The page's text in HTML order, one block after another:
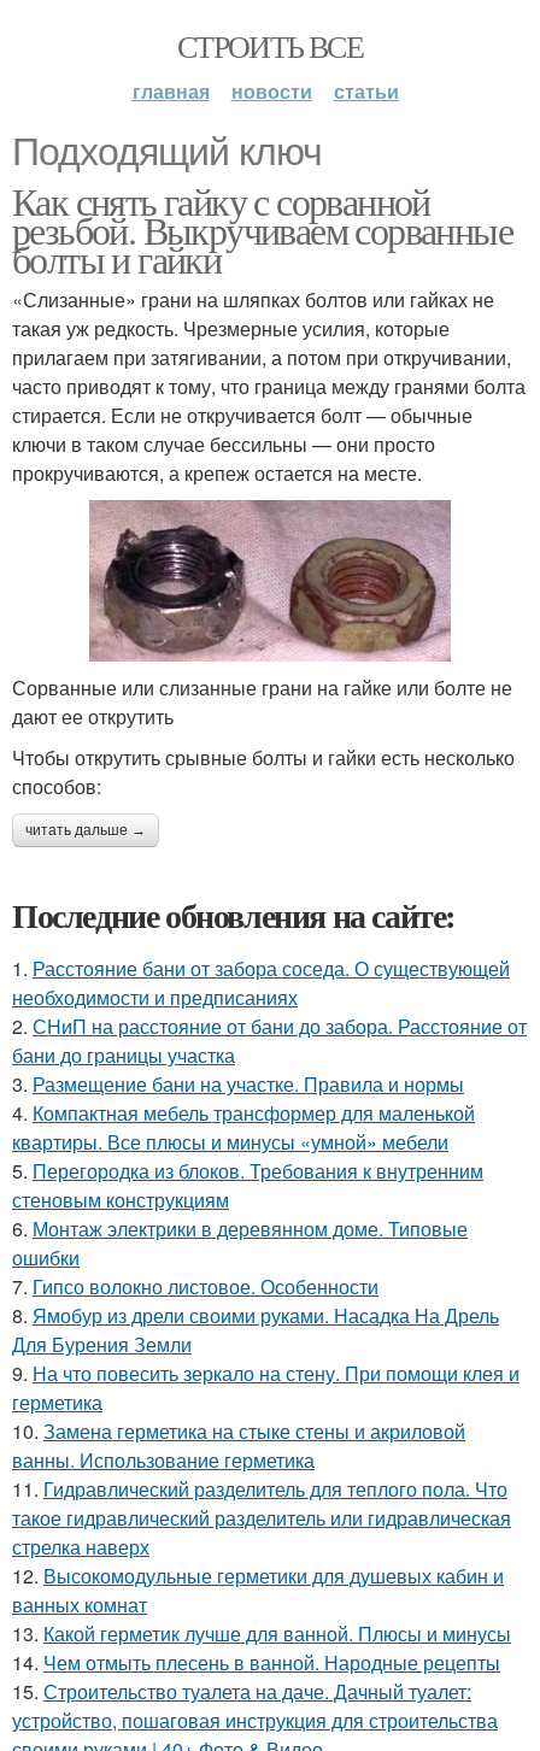
СТРОИТЬ ВСЕ
главная новости статьи
Подходящий ключ
Как снять гайку с сорванной
резьбой. Выкручиваем сорванные
болты и гайки
«Слизанные» грани на шляпках болтов или гайках не
такая уж редкость. Чрезмерные усилия, которые
прилагаем при затягивании, а потом при откручивании,
часто приводят к тому, что граница между гранями болта
стирается. Если не откручивается болт — обычные
ключи в таком случае бессильны — они просто
прокручиваются, а крепеж остается на месте.
Сорванные или слизанные грани на гайке или болте не
дают ее открутить
Чтобы открутить срывные болты и гайки есть несколько
способов:
читать дальше →
Последние обновления на сайте:
1. Расстояние бани от забора соседа. О существующей
необходимости и предписаниях
2. СНиП на расстояние от бани до забора. Расстояние от
бани до границы участка
3. Размещение бани на участке. Правила и нормы
4. Компактная мебель трансформер для маленькой
квартиры. Все плюсы и минусы «умной» мебели
5. Перегородка из блоков. Требования к внутренним
стеновым конструкциям
6. Монтаж электрики в деревянном доме. Типовые
ошибки
7. Гипсо волокно листовое. Особенности
8. Ямобур из дрели своими руками. Насадка На Дрель
Для Бурения Земли
9. На что повесить зеркало на стену. При помощи клея и
герметика
10. Замена герметика на стыке стены и акриловой
ванны. Использование герметика
11. Гидравлический разделитель для теплого пола. Что
такое гидравлический разделитель или гидравлическая
стрелка наверх
12. Высокомодульные герметики для душевых кабин и
ванных комнат
13. Какой герметик лучше для ванной. Плюсы и минусы
14. Чем отмыть плесень в ванной. Народные рецепты
15. Строительство туалета на даче. Дачный туалет:
устройство, пошаговая инструкция для строительства